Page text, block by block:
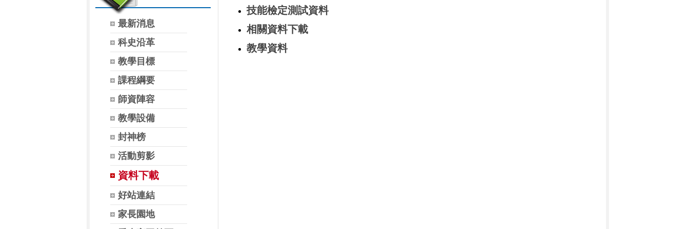
最新消息
科史沿革
教學目標
課程綱要
師資陣容
教學設備
封神榜
活動剪影
資料下載
好站連結
家長園地
技能檢定測試資料
相關資料下載
教學資料